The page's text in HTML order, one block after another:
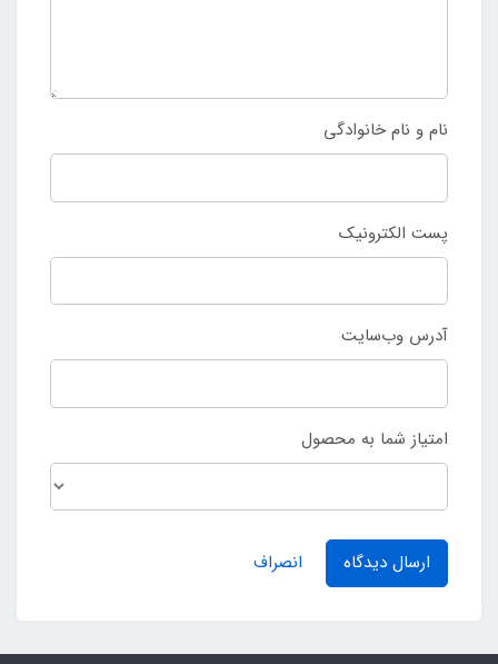
نام و نام خانوادگی
پست الکترونیک
آدرس وب‌سایت
امتیاز شما به محصول
ارسال دیدگاه انصراف